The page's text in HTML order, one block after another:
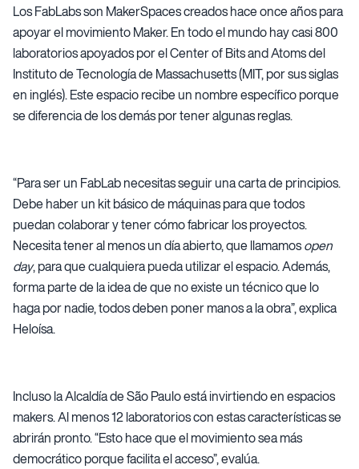
Los FabLabs son MakerSpaces creados hace once años para
apoyar el movimiento Maker. En todo el mundo hay casi 800
laboratorios apoyados por el Center of Bits and Atoms del
Instituto de Tecnología de Massachusetts (MIT, por sus siglas
en inglés). Este espacio recibe un nombre específico porque
se diferencia de los demás por tener algunas reglas.
“Para ser un FabLab necesitas seguir una carta de principios.
Debe haber un kit básico de máquinas para que todos
puedan colaborar y tener cómo fabricar los proyectos.
Necesita tener al menos un día abierto, que llamamosopen
day, para que cualquiera pueda utilizar el espacio. Además,
forma parte de la idea de que no existe un técnico que lo
haga por nadie, todos deben poner manos a la obra”, explica
Heloísa.
Incluso la Alcaldía de São Paulo está invirtiendo en espacios
makers. Al menos 12 laboratorios con estas características se
abrirán pronto. “Esto hace que el movimiento sea más
democrático porque facilita el acceso”, evalúa.